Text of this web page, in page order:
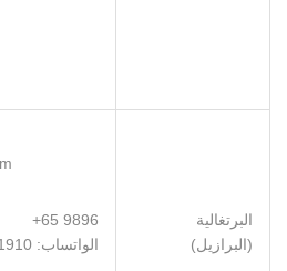
+65 9896
:الواتساب
البرتغالية
(البرازيل)